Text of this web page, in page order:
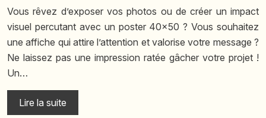
Vous rêvez d’exposer vos photos ou de créer un impact
visuel percutant avec un poster 40×50 ? Vous souhaitez
une affiche qui attire l’attention et valorise votre message ?
Ne laissez pas une impression ratée gâcher votre projet !
Un…
Lire la suite